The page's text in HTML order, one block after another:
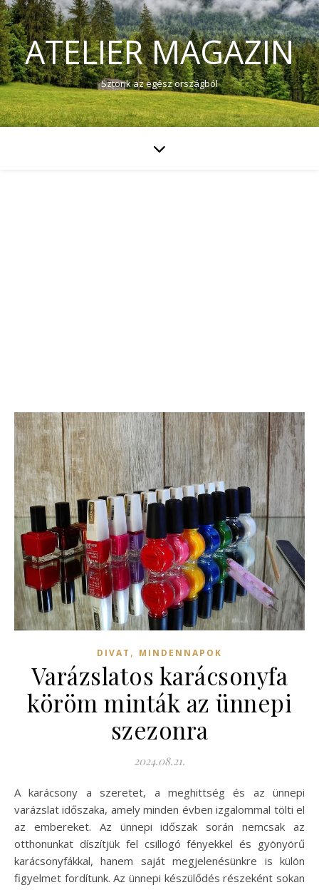
ATELIER MAGAZIN
Sztorik az egész országból
DIVAT , MINDENNAPOK
Varázslatos karácsonyfa
köröm minták az ünnepi
szezonra
2024.08.21.
A karácsony a szeretet, a meghittség és az ünnepi
varázslat időszaka, amely minden évben izgalommal tölti el
az embereket. Az ünnepi időszak során nemcsak az
otthonunkat díszítjük fel csillogó fényekkel és gyönyörű
karácsonyfákkal, hanem saját megjelenésünkre is külön
figyelmet fordítunk. Az ünnepi készülődés részeként sokan